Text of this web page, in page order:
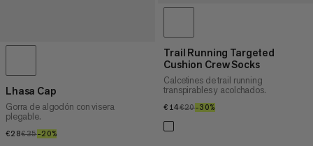
Lhasa Cap
Gorra de algodón con visera
plegable.
€28€28
€35€35
–20%
Trail Running Targeted
Cushion Crew Socks
Calcetines de trail running
transpirables y acolchados.
€14€14
€20€20
–30%